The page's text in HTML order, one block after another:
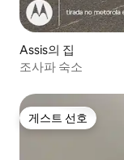
Assis의 집
조사파 숙소
게스트 선호
게스트 선호